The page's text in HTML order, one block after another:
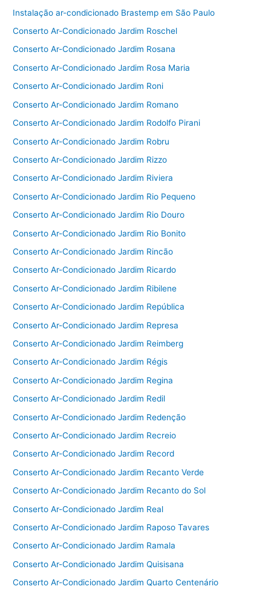
Instalação ar-condicionado Brastemp em São Paulo
Conserto Ar-Condicionado Jardim Roschel
Conserto Ar-Condicionado Jardim Rosana
Conserto Ar-Condicionado Jardim Rosa Maria
Conserto Ar-Condicionado Jardim Roni
Conserto Ar-Condicionado Jardim Romano
Conserto Ar-Condicionado Jardim Rodolfo Pirani
Conserto Ar-Condicionado Jardim Robru
Conserto Ar-Condicionado Jardim Rizzo
Conserto Ar-Condicionado Jardim Riviera
Conserto Ar-Condicionado Jardim Rio Pequeno
Conserto Ar-Condicionado Jardim Rio Douro
Conserto Ar-Condicionado Jardim Rio Bonito
Conserto Ar-Condicionado Jardim Rincão
Conserto Ar-Condicionado Jardim Ricardo
Conserto Ar-Condicionado Jardim Ribilene
Conserto Ar-Condicionado Jardim República
Conserto Ar-Condicionado Jardim Represa
Conserto Ar-Condicionado Jardim Reimberg
Conserto Ar-Condicionado Jardim Régis
Conserto Ar-Condicionado Jardim Regina
Conserto Ar-Condicionado Jardim Redil
Conserto Ar-Condicionado Jardim Redenção
Conserto Ar-Condicionado Jardim Recreio
Conserto Ar-Condicionado Jardim Record
Conserto Ar-Condicionado Jardim Recanto Verde
Conserto Ar-Condicionado Jardim Recanto do Sol
Conserto Ar-Condicionado Jardim Real
Conserto Ar-Condicionado Jardim Raposo Tavares
Conserto Ar-Condicionado Jardim Ramala
Conserto Ar-Condicionado Jardim Quisisana
Conserto Ar-Condicionado Jardim Quarto Centenário